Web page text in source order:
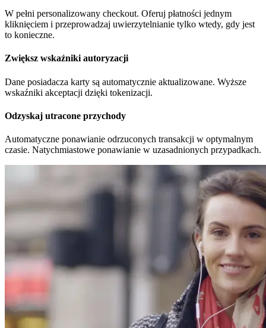
W pełni personalizowany checkout. Oferuj płatności jednym
kliknięciem i przeprowadzaj uwierzytelnianie tylko wtedy, gdy jest
to konieczne.
Zwiększ wskaźniki autoryzacji
Dane posiadacza karty są automatycznie aktualizowane. Wyższe
wskaźniki akceptacji dzięki tokenizacji.
Odzyskaj utracone przychody
Automatyczne ponawianie odrzuconych transakcji w optymalnym
czasie. Natychmiastowe ponawianie w uzasadnionych przypadkach.